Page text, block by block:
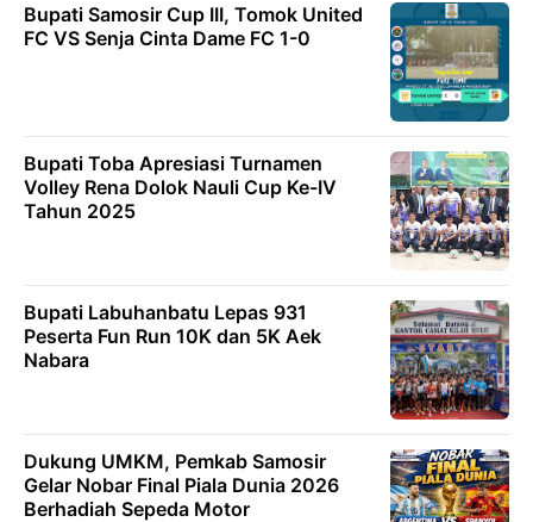
Bupati Samosir Cup III, Tomok United
FC VS Senja Cinta Dame FC 1-0
Bupati Toba Apresiasi Turnamen
Volley Rena Dolok Nauli Cup Ke-IV
Tahun 2025
Bupati Labuhanbatu Lepas 931
Peserta Fun Run 10K dan 5K Aek
Nabara
Dukung UMKM, Pemkab Samosir
Gelar Nobar Final Piala Dunia 2026
Berhadiah Sepeda Motor